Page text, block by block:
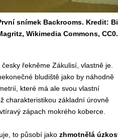
snímek Backrooms. Kredit:
Wikimedia Commons, CC0.
řekněme Zákulisí, vlastně je.
bludiště jako by náhodně
které má ale svou vlastní
charakteristikou základní úrovně
zápach mokrého koberce.
to působí jako zhmotnělá